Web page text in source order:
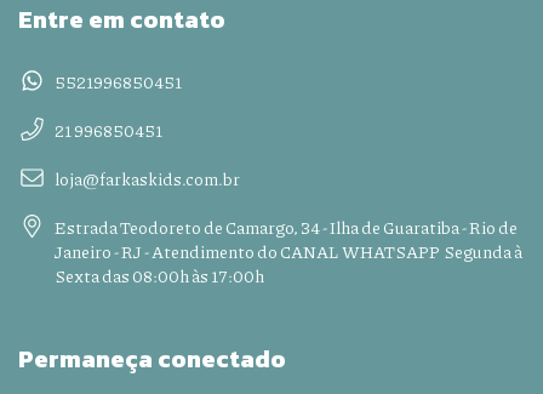
Entre em contato
5521996850451
21 996850451
loja@farkaskids.com.br
Estrada Teodoreto de Camargo, 34 - Ilha de Guaratiba - Rio de
Janeiro - RJ - Atendimento do CANAL WHATSAPP Segunda à
Sexta das 08:00h às 17:00h
Permaneça conectado